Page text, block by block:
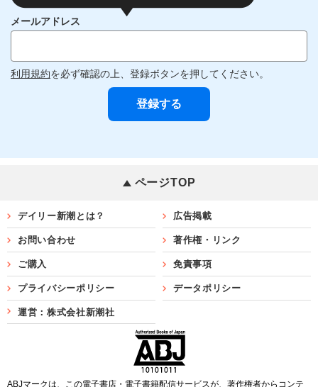
メールアドレス
利用規約を必ず確認の上、登録ボタンを押してください。
ページTOP
デイリー新潮とは？ 広告掲載
お問い合わせ 著作権・リンク
ご購入 免責事項
プライバシーポリシー データポリシー
運営：株式会社新潮社
ABJマークは、この電子書店・電子書籍配信サービスが、著作権者からコンテ